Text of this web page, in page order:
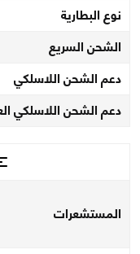
نوع البطارية
الشحن السريع
دعم الشحن اللاسلكي
دعم الشحن اللاسلكي
المستشعرات